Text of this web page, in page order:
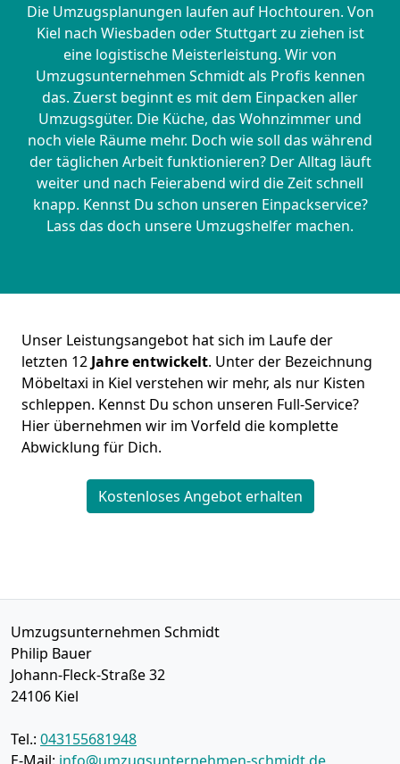
Die Umzugsplanungen laufen auf Hochtouren. Von
Kiel nach Wiesbaden oder Stuttgart zu ziehen ist
eine logistische Meisterleistung. Wir von
Umzugsunternehmen Schmidt als Profis kennen
das. Zuerst beginnt es mit dem Einpacken aller
Umzugsgüter. Die Küche, das Wohnzimmer und
noch viele Räume mehr. Doch wie soll das während
der täglichen Arbeit funktionieren? Der Alltag läuft
weiter und nach Feierabend wird die Zeit schnell
knapp. Kennst Du schon unseren Einpackservice?
Lass das doch unsere Umzugshelfer machen.
Unser Leistungsangebot hat sich im Laufe der
letzten 12 Jahre entwickelt. Unter der Bezeichnung
Möbeltaxi in Kiel verstehen wir mehr, als nur Kisten
schleppen. Kennst Du schon unseren Full-Service?
Hier übernehmen wir im Vorfeld die komplette
Abwicklung für Dich.
Kostenloses Angebot erhalten
Umzugsunternehmen Schmidt
Philip Bauer
Johann-Fleck-Straße 32
24106 Kiel
Tel.: 043155681948